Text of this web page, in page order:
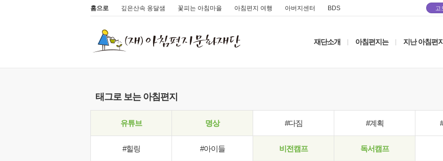
홈으로 깊은산속 옹달샘 꽃피는 아침마을 아침편지 여행 아버지센터 BDS 고
재단소개 아침편지는 지난 아침편지
태그로 보는 아침편지
유튜브 명상 #다짐 #계획
#힐링 #아이들 비전캠프 독서캠프